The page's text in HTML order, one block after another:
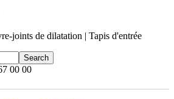
joints de dilatation | Tapis d'entrée
00 00